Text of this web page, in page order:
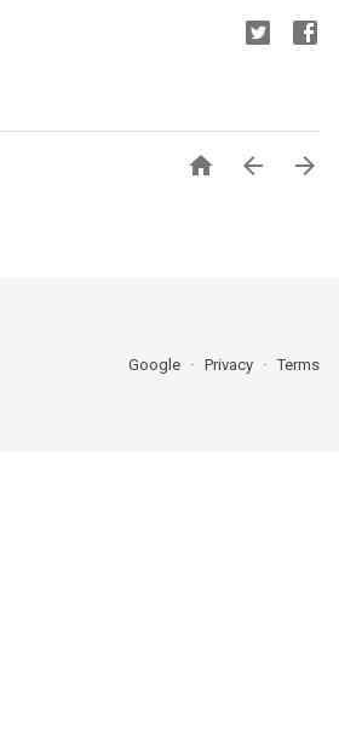
  
Google Privacy Terms